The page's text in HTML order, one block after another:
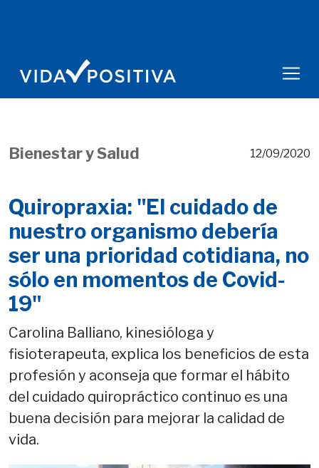
Bienestar y Salud 12/09/2020
Quiropraxia: "El cuidado de
nuestro organismo debería
ser una prioridad cotidiana, no
sólo en momentos de Covid-
19"
Carolina Balliano, kinesióloga y
fisioterapeuta, explica los beneficios de esta
profesión y aconseja que formar el hábito
del cuidado quiropráctico continuo es una
buena decisión para mejorar la calidad de
vida.